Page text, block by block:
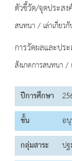
ตัวชี้วัด/จุดประสง
สนทนา / เล่าเกี่ยว
การวัดผลและปร
สังเกตการสนทนา /
ปีการศึกษา
ชั้น
อ
กลุ่มสาระ
ป